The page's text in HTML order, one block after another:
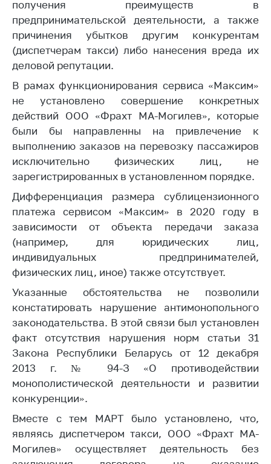
Новости
Обратиться в МАРТ
Личный прием
граждан и юр. лиц
Прямaя телефоннaя
линия
Горячая линия
Электронные
обращения
Сообщить о росте
цен на товары
Сообщить о росте
цен на лекарства и
медицинские
изделия
Контакты
Адрес и режим
работы
Приемная
Министра
Горячая линия
Пресс-служба
Вышестоящий
государственный
орган
получения преимуществ в
предпринимательской деятельности, а также
причинения убытков другим конкурентам
(диспетчерам такси) либо нанесения вреда их
деловой репутации.
В рамах функционирования сервиса «Максим»
не установлено совершение конкретных
действий ООО «Фрахт МА-Могилев», которые
были бы направленны на привлечение к
выполнению заказов на перевозку пассажиров
исключительно физических лиц, не
зарегистрированных в установленном порядке.
Дифференциация размера сублицензионного
платежа сервисом «Максим» в 2020 году в
зависимости от объекта передачи заказа
(например, для юридических лиц,
индивидуальных предпринимателей,
физических лиц, иное) также отсутствует.
Указанные обстоятельства не позволили
констатировать нарушение антимонопольного
законодательства. В этой связи был установлен
факт отсутствия нарушения норм статьи 31
Закона Республики Беларусь от 12 декабря
2013 г. № 94-З «О противодействии
монополистической деятельности и развитии
конкуренции».
Вместе с тем МАРТ было установлено, что,
являясь диспетчером такси, ООО «Фрахт МА-
Могилев» осуществляет деятельность без